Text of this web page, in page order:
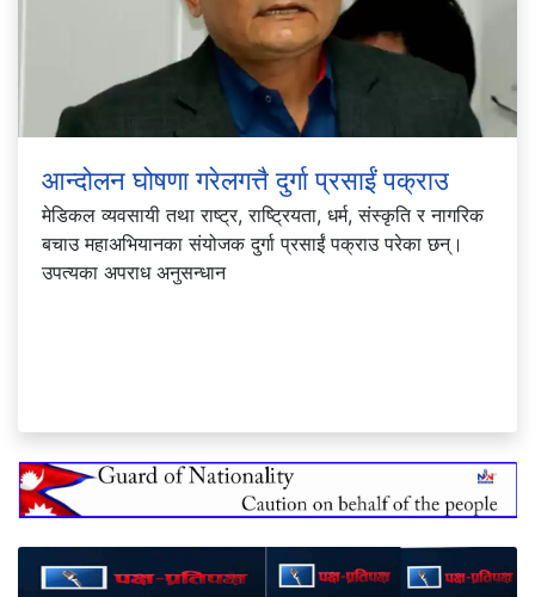
आन्दोलन घोषणा गरेलगत्तै दुर्गा प्रसाईं पक्राउ
मेडिकल व्यवसायी तथा राष्ट्र, राष्ट्रियता, धर्म, संस्कृति र नागरिक
बचाउ महाअभियानका संयोजक दुर्गा प्रसाईं पक्राउ परेका छन्।
उपत्यका अपराध अनुसन्धान